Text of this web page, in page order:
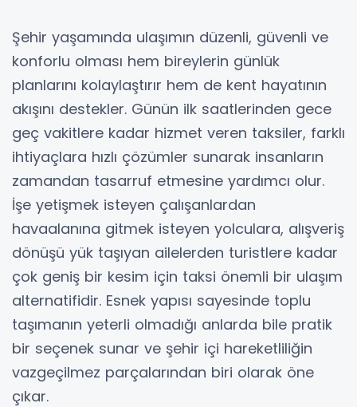
Şehir yaşamında ulaşımın düzenli, güvenli ve
konforlu olması hem bireylerin günlük
planlarını kolaylaştırır hem de kent hayatının
akışını destekler. Günün ilk saatlerinden gece
geç vakitlere kadar hizmet veren taksiler, farklı
ihtiyaçlara hızlı çözümler sunarak insanların
zamandan tasarruf etmesine yardımcı olur.
İşe yetişmek isteyen çalışanlardan
havaalanına gitmek isteyen yolculara, alışveriş
dönüşü yük taşıyan ailelerden turistlere kadar
çok geniş bir kesim için taksi önemli bir ulaşım
alternatifidir. Esnek yapısı sayesinde toplu
taşımanın yeterli olmadığı anlarda bile pratik
bir seçenek sunar ve şehir içi hareketliliğin
vazgeçilmez parçalarından biri olarak öne
çıkar.